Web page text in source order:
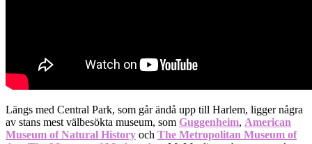
Längs med Central Park, som går ändå upp till Harlem, ligger några
av stans mest välbesökta museum, som Guggenheim, American
Museum of Natural History och The Metropolitan Museum of